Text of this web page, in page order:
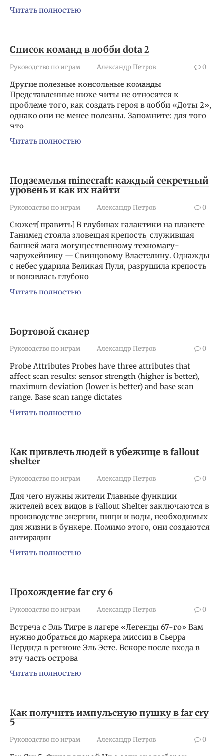
Читать полностью
Список команд в лобби dota 2
Руководство по играм Александр Петров 0
Другие полезные консольные команды
Представленные ниже читы не относятся к
проблеме того, как создать героя в лобби «Доты 2»,
однако они не менее полезны. Запомните: для того
что
Читать полностью
Подземелья minecraft: каждый секретный
уровень и как их найти
Руководство по играм Александр Петров 0
Сюжет[править] В глубинах галактики на планете
Ганимед стояла зловещая крепость, служившая
башней мага могущественному техномагу-
чаружейнику — Свинцовому Властелину. Однажды
с небес ударила Великая Пуля, разрушила крепость
и вонзилась глубоко
Читать полностью
Бортовой сканер
Руководство по играм Александр Петров 0
Probe Attributes Probes have three attributes that
affect scan results: sensor strength (higher is better),
maximum deviation (lower is better) and base scan
range. Base scan range dictates
Читать полностью
Как привлечь людей в убежище в fallout
shelter
Руководство по играм Александр Петров 0
Для чего нужны жители Главные функции
жителей всех видов в Fallout Shelter заключаются в
производстве энергии, пищи и воды, необходимых
для жизни в бункере. Помимо этого, они создаются
антирадин
Читать полностью
Прохождение far cry 6
Руководство по играм Александр Петров 0
Встреча с Эль Тигре в лагере «Легенды 67-го» Вам
нужно добраться до маркера миссии в Сьерра
Пердида в регионе Эль Эсте. Вскоре после входа в
эту часть острова
Читать полностью
Как получить импульсную пушку в far cry
5
Руководство по играм Александр Петров 0